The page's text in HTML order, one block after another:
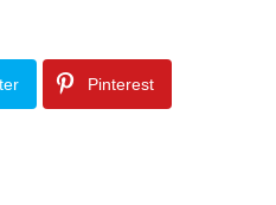
Pinterest